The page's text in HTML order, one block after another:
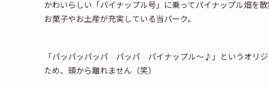
かわいらしい「パイナップル号」に乗ってパイナップル畑を
お菓子やお土産が充実している当パーク。
「パッパッパッパ パッパ パイナップル～♪」というオリジ
ため、頭から離れません（笑）